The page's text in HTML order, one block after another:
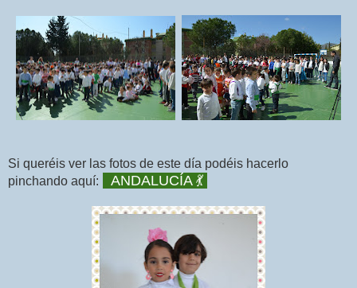
Si queréis ver las fotos de este día podéis hacerlo
pinchando aquí:
ANDALUCÍA 💃